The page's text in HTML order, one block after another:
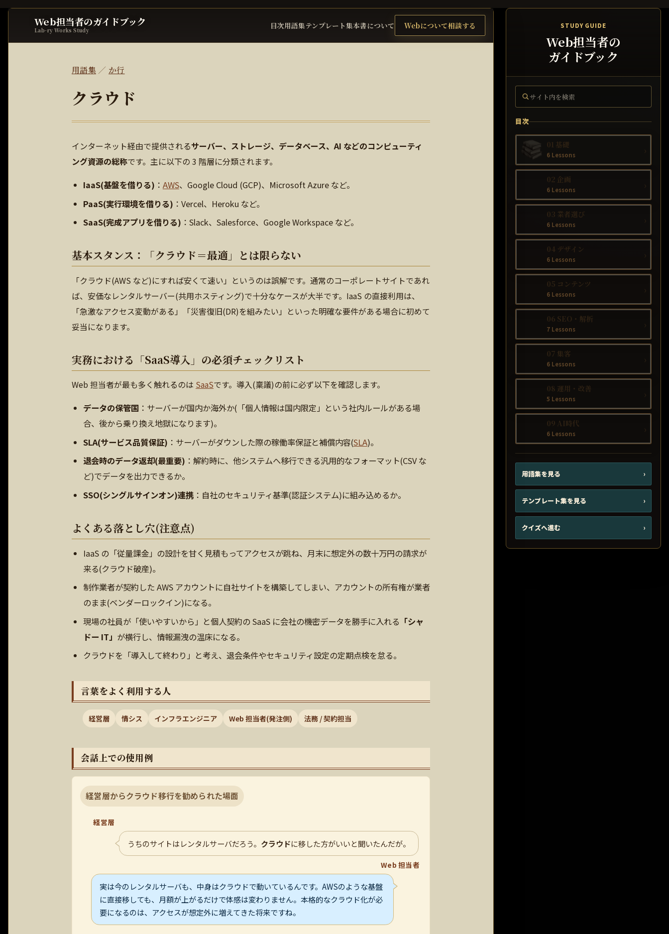
STUDY GUIDE
Web担当者の
ガイドブック
サイト内を検索
目次
01 基礎
6 Lessons ›
02 企画
6 Lessons ›
03 業者選び
6 Lessons ›
04 デザイン
6 Lessons ›
05 コンテンツ
6 Lessons ›
06 SEO・解析
7 Lessons ›
07 集客
6 Lessons ›
08 運用・改善
5 Lessons ›
09 AI時代
6 Lessons ›
用語集を見る ›
テンプレート集を見る ›
クイズへ進む ›
Web担当者のガイドブック
Lab-ry Works Study
目次用語集テンプレート集本書について Webについて相談する
用語集／ か行
クラウド
インターネット経由で提供されるサーバー、ストレージ、データベース、AI などのコンピューティ
ング資源の総称です。主に以下の 3 階層に分類されます。
IaaS(基盤を借りる) ： AWS、Google Cloud (GCP)、Microsoft Azure など。
PaaS(実行環境を借りる) ：Vercel、Heroku など。
SaaS(完成アプリを借りる) ：Slack、Salesforce、Google Workspace など。
基本スタンス：「クラウド＝最適」とは限らない
「クラウド(AWS など)にすれば安くて速い」というのは誤解です。通常のコーポレートサイトであれ
ば、安価なレンタルサーバー(共用ホスティング)で十分なケースが大半です。IaaS の直接利用は、
「急激なアクセス変動がある」「災害復旧(DR)を組みたい」といった明確な要件がある場合に初めて
妥当になります。
実務における「SaaS導入」の必須チェックリスト
Web 担当者が最も多く触れるのは SaaSです。導入(稟議)の前に必ず以下を確認します。
データの保管国 ：サーバーが国内か海外か(「個人情報は国内限定」という社内ルールがある場
合、後から乗り換え地獄になります)。
SLA(サービス品質保証) ：サーバーがダウンした際の稼働率保証と補償内容(SLA)。
退会時のデータ返却(最重要) ：解約時に、他システムへ移行できる汎用的なフォーマット(CSV な
ど)でデータを出力できるか。
SSO(シングルサインオン)連携：自社のセキュリティ基準(認証システム)に組み込めるか。
よくある落とし穴(注意点)
IaaS の「従量課金」の設計を甘く見積もってアクセスが跳ね、月末に想定外の数十万円の請求が
来る(クラウド破産)。
制作業者が契約した AWS アカウントに自社サイトを構築してしまい、アカウントの所有権が業者
のまま(ベンダーロックイン)になる。
現場の社員が「使いやすいから」と個人契約の SaaS に会社の機密データを勝手に入れる 「シャ
ドー IT」 が横行し、情報漏洩の温床になる。
クラウドを「導入して終わり」と考え、退会条件やセキュリティ設定の定期点検を怠る。
言葉をよく利用する人
経営層 情シス インフラエンジニア Web 担当者(発注側) 法務 / 契約担当
会話上での使用例
経営層からクラウド移行を勧められた場面
経営層
うちのサイトはレンタルサーバだろう。 クラウドに移した方がいいと聞いたんだが。
Web 担当者
実は今のレンタルサーバも、中身はクラウドで動いているんです。AWSのような基盤
に直接移しても、月額が上がるだけで体感は変わりません。本格的なクラウド化が必
要になるのは、アクセスが想定外に増えてきた将来ですね。